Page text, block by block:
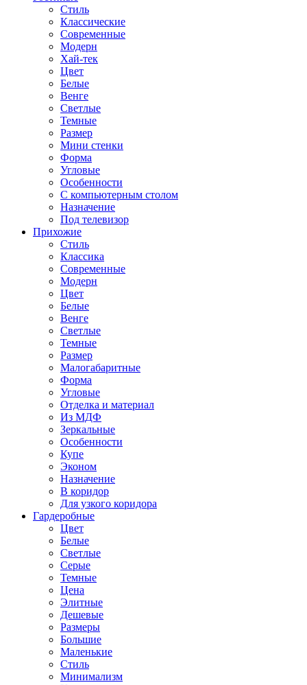
Стиль
Классические
Современные
Модерн
Хай-тек
Цвет
Белые
Венге
Светлые
Темные
Размер
Мини стенки
Форма
Угловые
Особенности
С компьютерным столом
Назначение
Под телевизор
Прихожие
Стиль
Классика
Современные
Модерн
Цвет
Белые
Венге
Светлые
Темные
Размер
Малогабаритные
Форма
Угловые
Отделка и материал
Из МДФ
Зеркальные
Особенности
Купе
Эконом
Назначение
В коридор
Для узкого коридора
Гардеробные
Цвет
Белые
Светлые
Серые
Темные
Цена
Элитные
Дешевые
Размеры
Большие
Маленькие
Стиль
Минимализм